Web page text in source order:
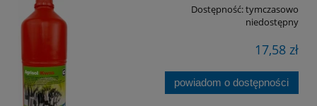
Dostępność:tymczasowo
niedostępny
17,58 zł
powiadom o dostępności